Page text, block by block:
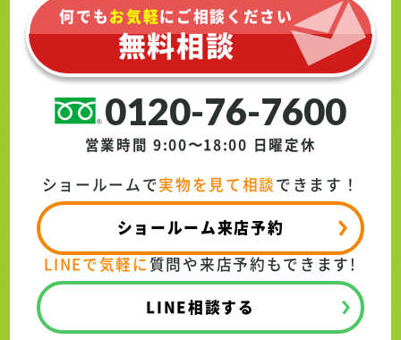
0120-76-7600
営業時間 9:00〜18:00 日曜定休
何でもお気軽にご相談ください
無料相談
LINEで気軽に 質問や来店予約もできます!
LINE相談する
ショールームで実物を見て相談できます！
ショールーム来店予約